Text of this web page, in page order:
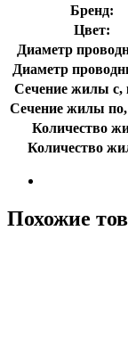
Бренд:
Цвет:
Диаметр
Диаметр
Сечение жилы с,
Сечение жилы
Количество
Количество
Похожие